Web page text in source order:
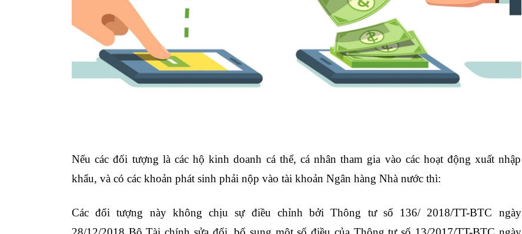
Nếu các đối tượng là các hộ kinh doanh cá thể, cá nhân tham gia vào các hoạt động xuất nhập
khẩu, và có các khoản phát sinh phải nộp vào tài khoản Ngân hàng Nhà nước thì:
Các đối tượng này không chịu sự điều chỉnh bởi Thông tư số 136/ 2018/TT-BTC ngày